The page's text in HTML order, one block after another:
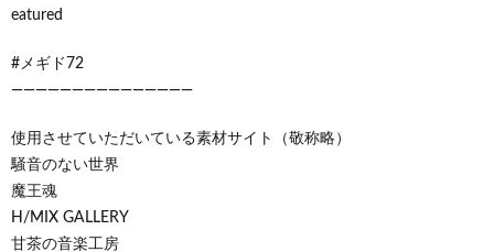
eatured
#メギド72
―――――――――――――――
使用させていただいている素材サイト（敬称略）
騒音のない世界
魔王魂
H/MIX GALLERY
甘茶の音楽工房